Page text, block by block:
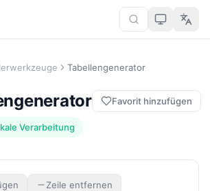
Tabellengenerator
Verarbeitung
Favorit hinzufügen
Zeile entfernen